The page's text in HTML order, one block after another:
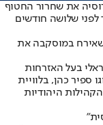
את שחרור החטוף
שלושה חודשים
במוסקבה את
בעל האזרחות
ספיר כהן, בלוויית
היהודיות